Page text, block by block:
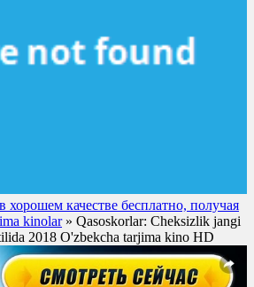
качестве бесплатно, получая
kinolar» Qasoskorlar: Cheksizlik jangi
2018 O'zbekcha tarjima kino HD